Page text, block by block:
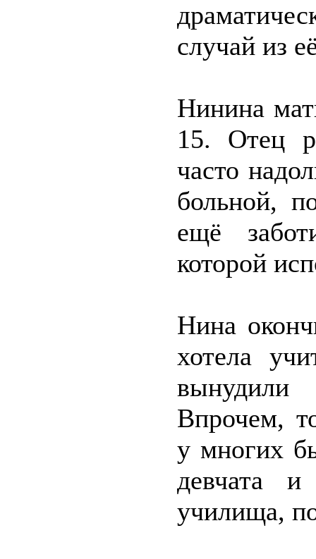
случай из
Нинина
15. Отец
часто
больной,
ещё
которой
Нина
хотела
вынудили
Впрочем,
у многих
девчата
училища,